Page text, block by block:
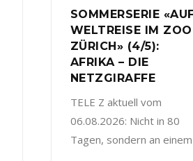
SOMMERSERIE
WELTREISE IM ZOO
ZÜRICH» (4/5):
AFRIKA – DIE
NETZGIRAFFE
TELE Z aktuell vom
06.08.2026: Nicht in 80
Tagen, sondern an einem